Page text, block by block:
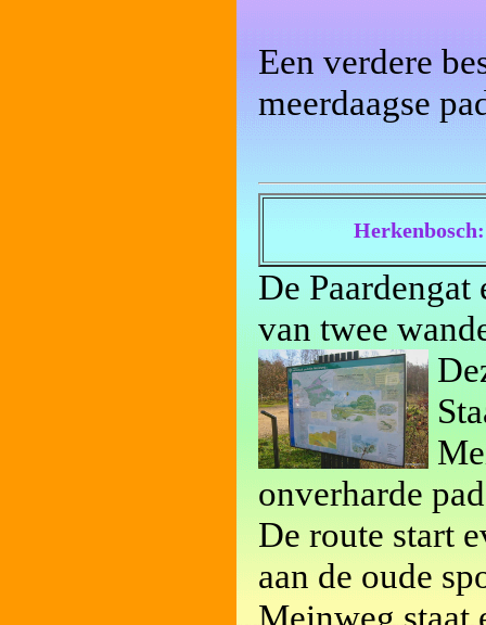
Een verdere
meerdaagse
De
van twee
onverharde
De route start
aan de oude
Meinweg staat